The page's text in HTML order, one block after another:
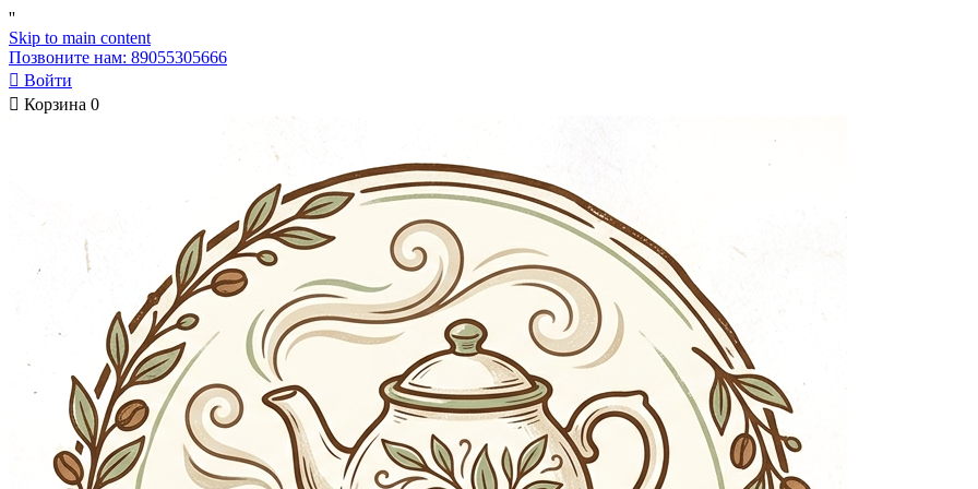
''
Skip to main content
Позвоните нам: 89055305666
 Войти
 Корзина 0